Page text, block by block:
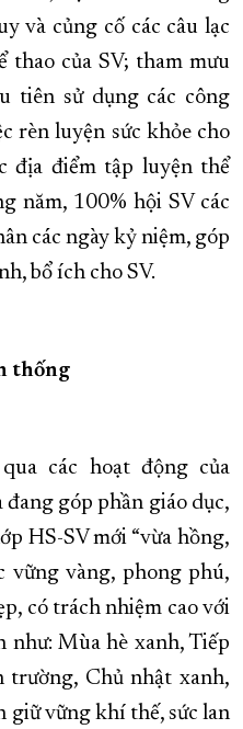
và củng cố các câu lạc
thao của SV; tham mưu
tiên sử dụng các công
rèn luyện sức khỏe cho
địa điểm tập luyện thể
năm, 100% hội SV các
các ngày kỷ niệm, góp
bổ ích cho SV.
thống
các hoạt động của
đang góp phần giáo dục,
HS-SV mới “vừa hồng,
vững vàng, phong phú,
có trách nhiệm cao với
như: Mùa hè xanh, Tiếp
trường, Chủ nhật xanh,
giữ vững khí thế, sức lan